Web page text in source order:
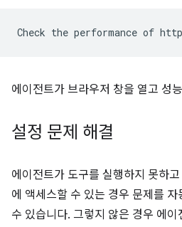
에이전트가 브라우저 창을 열고 성
설정 문제 해결
에이전트가 도구를 실행하지 못하
에 액세스할 수 있는 경우 문제를
수 있습니다. 그렇지 않은 경우 에